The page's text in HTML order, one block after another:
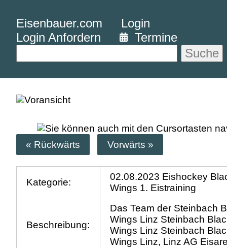
Eisenbauer.com
Login
Login Anfordern
Termine
Suche
« Rückwärts Vorwärts »
Kategorie:
02.08.2023 Eishockey
Wings 1. Eistraining
Beschreibung:
Das Team der Steinbach
Wings Linz Steinbach
Wings Linz Steinbach
Wings Linz, Linz AG